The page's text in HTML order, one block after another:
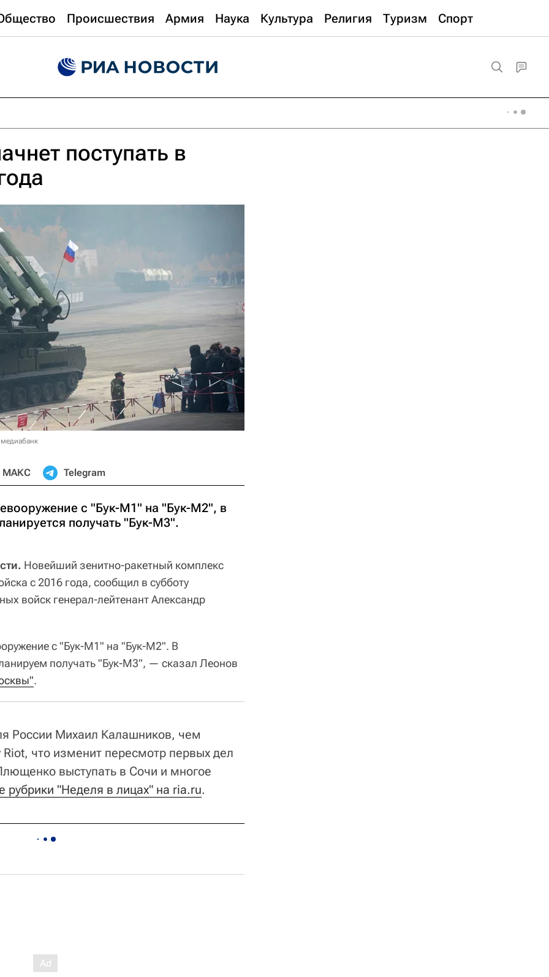
Происшествия Армия Наука Культура Религия Туризм Спорт
поступать в
МАКС Telegram
с "Бук-М1" на "Бук-М2", в
получать "Бук-М3".
Новейший зенитно-ракетный комплекс
с 2016 года, сообщил в субботу
войск генерал-лейтенант Александр
с "Бук-М1" на "Бук-М2". В
получать "Бук-М3", — сказал Леонов
.
России Михаил Калашников, чем
что изменит пересмотр первых дел
выступать в Сочи и многое
рубрики "Неделя в лицах" на ria.ru.